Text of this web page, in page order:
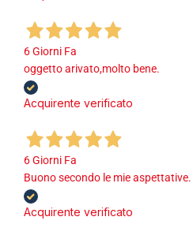
6 Giorni Fa
oggetto arivato,molto bene.
Acquirente verificato
6 Giorni Fa
Buono secondo le mie aspettative.
Acquirente verificato